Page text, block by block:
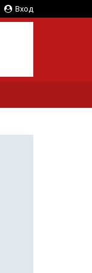
Вход